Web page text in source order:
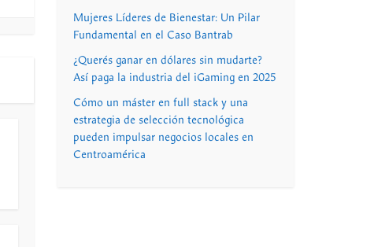
Mujeres Líderes de Bienestar: Un Pilar
Fundamental en el Caso Bantrab
¿Querés ganar en dólares sin mudarte?
Así paga la industria del iGaming en 2025
Cómo un máster en full stack y una
estrategia de selección tecnológica
pueden impulsar negocios locales en
Centroamérica